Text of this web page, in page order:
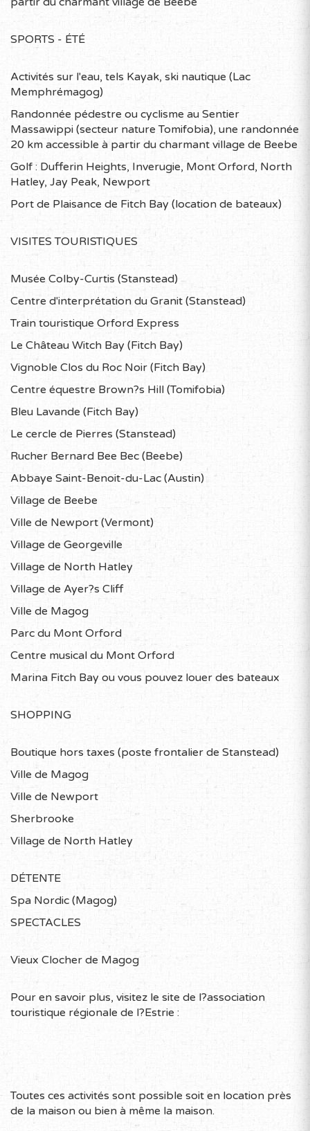
SPORTS - ÉTÉ
Activités sur l'eau, tels Kayak, ski nautique (Lac
Memphrémagog)
Randonnée pédestre ou cyclisme au Sentier
Massawippi (secteur nature Tomifobia), une randonnée
20 km accessible à partir du charmant village de Beebe
Golf : Dufferin Heights, Inverugie, Mont Orford, North
Hatley, Jay Peak, Newport
Port de Plaisance de Fitch Bay (location de bateaux)
VISITES TOURISTIQUES
Musée Colby-Curtis (Stanstead)
Centre d'interprétation du Granit (Stanstead)
Train touristique Orford Express
Le Château Witch Bay (Fitch Bay)
Vignoble Clos du Roc Noir (Fitch Bay)
Centre équestre Brown?s Hill (Tomifobia)
Bleu Lavande (Fitch Bay)
Le cercle de Pierres (Stanstead)
Rucher Bernard Bee Bec (Beebe)
Abbaye Saint-Benoit-du-Lac (Austin)
Village de Beebe
Ville de Newport (Vermont)
Village de Georgeville
Village de North Hatley
Village de Ayer?s Cliff
Ville de Magog
Parc du Mont Orford
Centre musical du Mont Orford
Marina Fitch Bay ou vous pouvez louer des bateaux
SHOPPING
Boutique hors taxes (poste frontalier de Stanstead)
Ville de Magog
Ville de Newport
Sherbrooke
Village de North Hatley
DÉTENTE
Spa Nordic (Magog)
SPECTACLES
Vieux Clocher de Magog
Pour en savoir plus, visitez le site de l?association
touristique régionale de l?Estrie :
Toutes ces activités sont possible soit en location près
de la maison ou bien à même la maison.